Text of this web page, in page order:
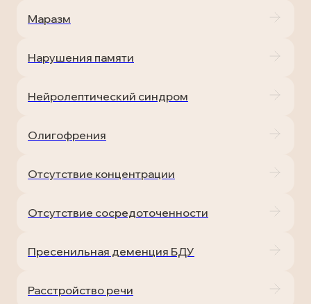
Маразм
Нарушения памяти
Нейролептический синдром
Олигофрения
Отсутствие концентрации
Отсутствие сосредоточенности
Пресенильная деменция БДУ
Расстройство речи